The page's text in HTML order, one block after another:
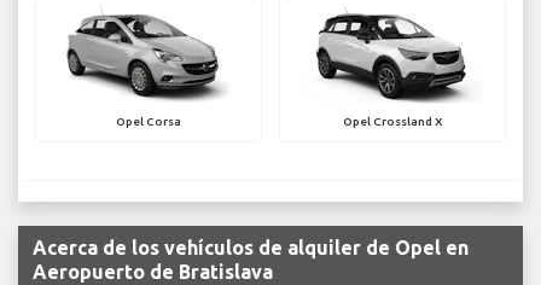
Opel Corsa Opel Crossland X
Acerca de los vehículos de alquiler de Opel en
Aeropuerto de Bratislava